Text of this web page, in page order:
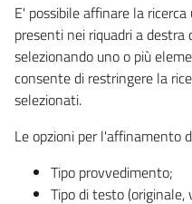
E' possibile affinare la
presenti nei riquadri a
selezionando uno o più
consente di restringere la
selezionati.
Le opzioni per l'affinamento
Tipo provvedimento;
Tipo di testo